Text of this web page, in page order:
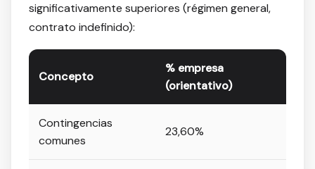
significativamente superiores (régimen general,
contrato indefinido):
Concepto
% empresa
(orientativo)
Contingencias
comunes
23,60%